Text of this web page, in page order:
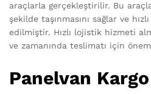
araçlarla gerçekleştirilir. Bu
şekilde taşınmasını sağlar ve
edilmiştir. Hızlı lojistik hizmeti
ve zamanında teslimatı için
Panelvan Kargo